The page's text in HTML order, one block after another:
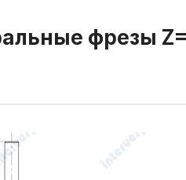
фрезы